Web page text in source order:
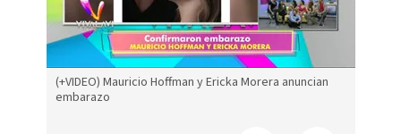
(+VIDEO) Mauricio Hoffman y Ericka Morera anuncian
embarazo